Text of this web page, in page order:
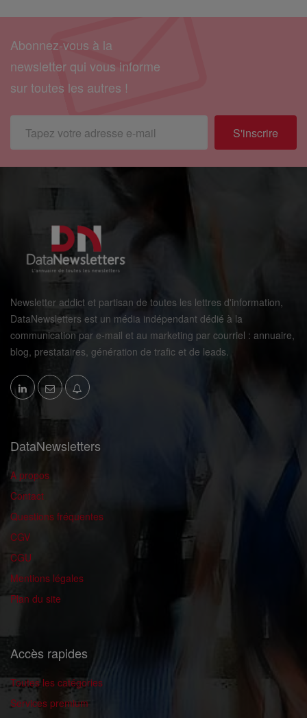
Abonnez-vous à la
newsletter qui vous informe
sur toutes les autres !
S'inscrire
Newsletter addict et partisan de toutes les lettres d'information,
DataNewsletters est un média indépendant dédié à la
communication par e-mail et au marketing par courriel : annuaire,
blog, prestataires, génération de trafic et de leads.
DataNewsletters
A propos
Contact
Questions fréquentes
CGV
CGU
Mentions légales
Plan du site
Accès rapides
Toutes les catégories
Services premium